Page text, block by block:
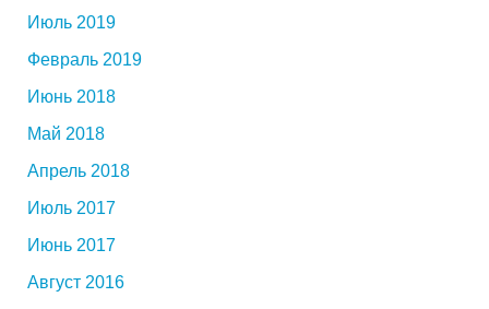
Июль 2019
Февраль 2019
Июнь 2018
Май 2018
Апрель 2018
Июль 2017
Июнь 2017
Август 2016